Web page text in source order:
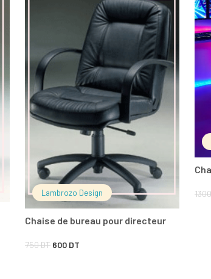
Lambrozo Design
Chaise de bureau pour directeur
750DT Le
600 DT